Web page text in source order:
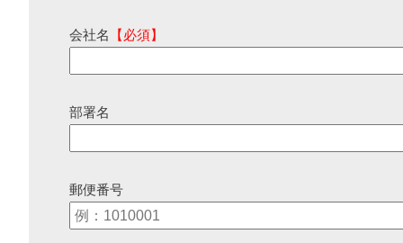
会社名 【必須】
部署名
郵便番号